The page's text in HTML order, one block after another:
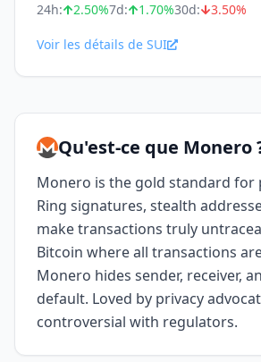
24h: 2.50%7d: 1.70%30d: 3.50%
Voir les détails de SUI
Qu'est-ce que Monero
Monero is the gold standard for
Ring signatures, stealth
make transactions truly
Bitcoin where all transactions
Monero hides sender, receiver,
default. Loved by privacy
controversial with regulators.